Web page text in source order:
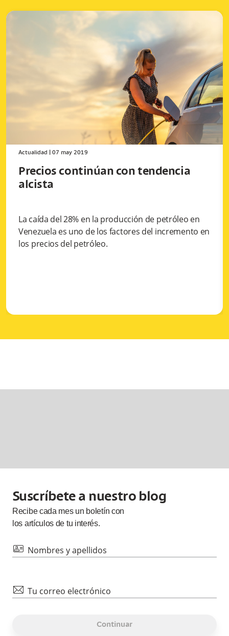
Actualidad 07 may 2019
Precios continúan con tendencia
alcista
La caída del 28% en la producción de petróleo en
Venezuela es uno de los factores del incremento en
los precios del petróleo.
Suscríbete a nuestro blog
Recibe cada mesun boletín con
los artículos de tu interés.
id Nombres y apellidos
mail Tu correo electrónico
Continuar